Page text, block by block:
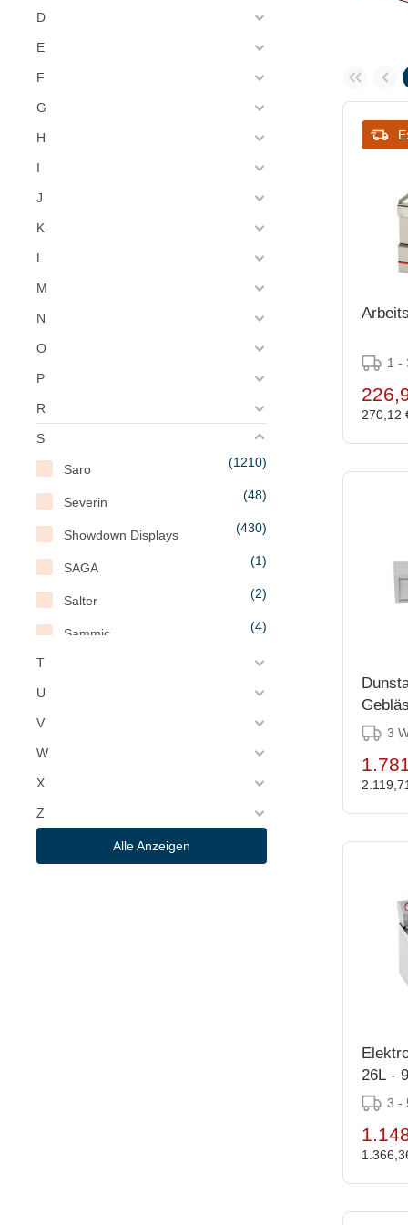
D
E
F
G
H
I
J
K
L
M
N
O
P
R
S
(1210)
Saro
(48)
Severin
(430)
Showdown Displays
(1)
SAGA
(2)
Salter
(4)
Sammic
(9)
(7)
(97)
(65)
(20)
Scangrind
Schneider
T
U
V
W
X
Z
Alle Anzeigen
1 -
270,12
3
26L -
3 -